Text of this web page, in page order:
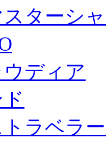
ターシ
ディア
ラベラ